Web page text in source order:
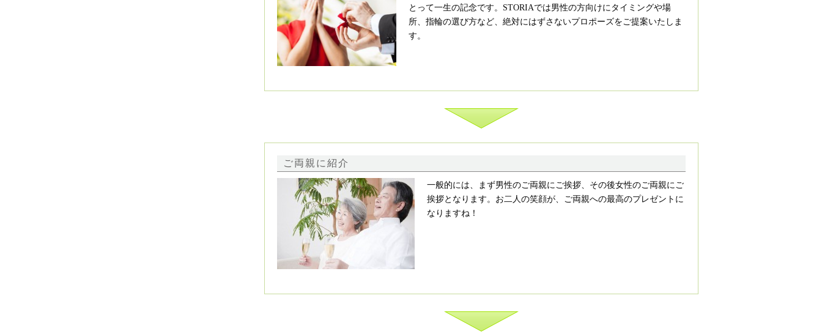
とって一生の記念です。STORIAでは男性の方向けにタイミングや場
所、指輪の選び方など、絶対にはずさないプロポーズをご提案いたしま
す。
ご両親に紹介
一般的には、まず男性のご両親にご挨拶、その後女性のご両親にご
挨拶となります。お二人の笑顔が、ご両親への最高のプレゼントに
なりますね！